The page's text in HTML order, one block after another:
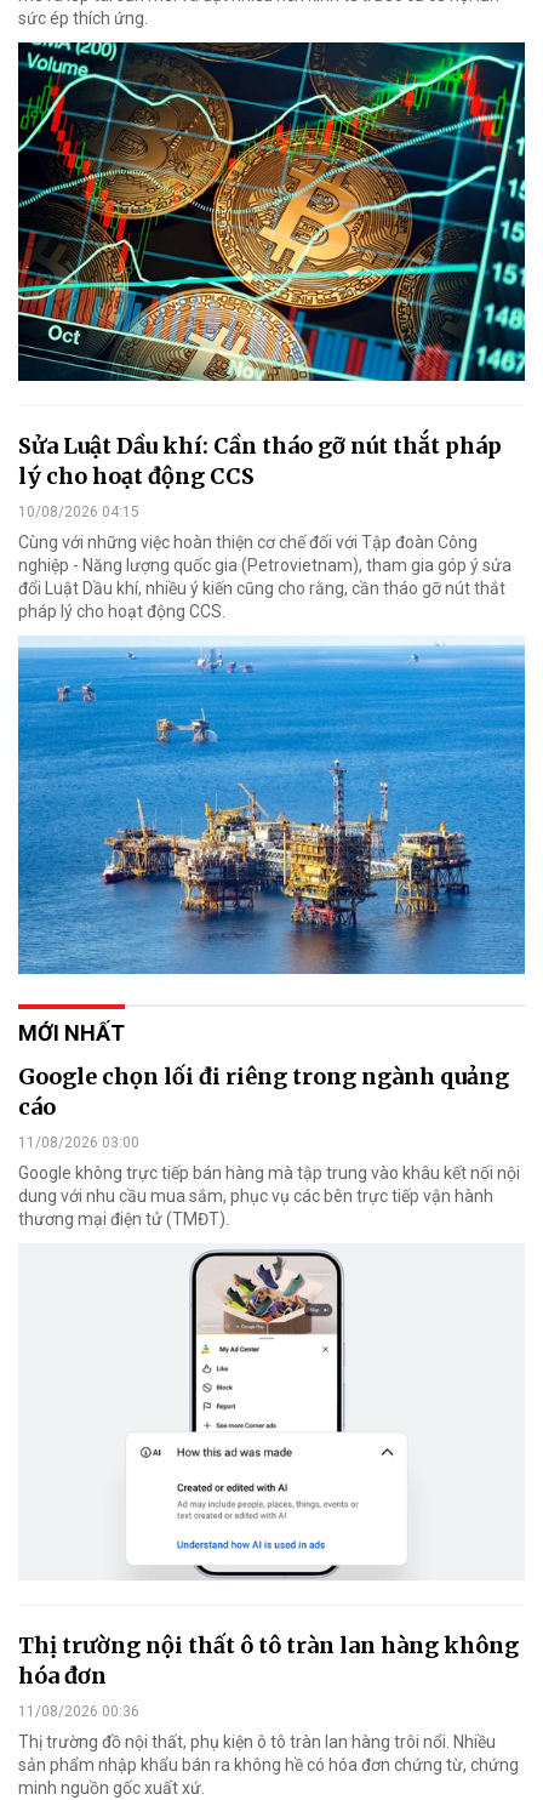
sức ép thích ứng.
Sửa Luật Dầu khí: Cần tháo gỡ nút thắt pháp
lý cho hoạt động CCS
10/08/2026 04:15
Cùng với những việc hoàn thiện cơ chế đối với Tập đoàn Công
nghiệp - Năng lượng quốc gia (Petrovietnam), tham gia góp ý sửa
đổi Luật Dầu khí, nhiều ý kiến cũng cho rằng, cần tháo gỡ nút thắt
pháp lý cho hoạt động CCS.
MỚI NHẤT
Google chọn lối đi riêng trong ngành quảng
cáo
11/08/2026 03:00
Google không trực tiếp bán hàng mà tập trung vào khâu kết nối nội
dung với nhu cầu mua sắm, phục vụ các bên trực tiếp vận hành
thương mại điện tử (TMĐT).
Thị trường nội thất ô tô tràn lan hàng không
hóa đơn
11/08/2026 00:36
Thị trường đồ nội thất, phụ kiện ô tô tràn lan hàng trôi nổi. Nhiều
sản phẩm nhập khẩu bán ra không hề có hóa đơn chứng từ, chứng
minh nguồn gốc xuất xứ.